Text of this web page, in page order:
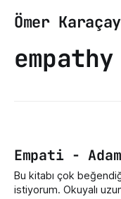
Ömer Karaçay
Empati -
Bu kitabı çok
istiyorum. Okuyalı uzun süre oldu fakat gerçekten okumaya